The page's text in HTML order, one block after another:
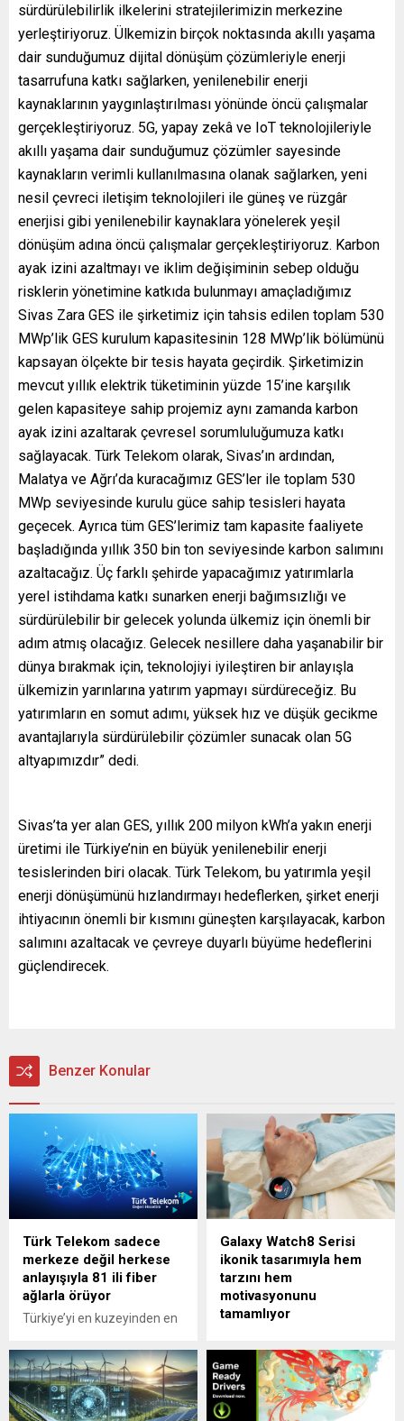
sürdürülebilirlik ilkelerini stratejilerimizin merkezine
yerleştiriyoruz. Ülkemizin birçok noktasında akıllı yaşama
dair sunduğumuz dijital dönüşüm çözümleriyle enerji
tasarrufuna katkı sağlarken, yenilenebilir enerji
kaynaklarının yaygınlaştırılması yönünde öncü çalışmalar
gerçekleştiriyoruz. 5G, yapay zekâ ve IoT teknolojileriyle
akıllı yaşama dair sunduğumuz çözümler sayesinde
kaynakların verimli kullanılmasına olanak sağlarken, yeni
nesil çevreci iletişim teknolojileri ile güneş ve rüzgâr
enerjisi gibi yenilenebilir kaynaklara yönelerek yeşil
dönüşüm adına öncü çalışmalar gerçekleştiriyoruz. Karbon
ayak izini azaltmayı ve iklim değişiminin sebep olduğu
risklerin yönetimine katkıda bulunmayı amaçladığımız
Sivas Zara GES ile şirketimiz için tahsis edilen toplam 530
MWp’lik GES kurulum kapasitesinin 128 MWp’lik bölümünü
kapsayan ölçekte bir tesis hayata geçirdik. Şirketimizin
mevcut yıllık elektrik tüketiminin yüzde 15’ine karşılık
gelen kapasiteye sahip projemiz aynı zamanda karbon
ayak izini azaltarak çevresel sorumluluğumuza katkı
sağlayacak. Türk Telekom olarak, Sivas’ın ardından,
Malatya ve Ağrı’da kuracağımız GES’ler ile toplam 530
MWp seviyesinde kurulu güce sahip tesisleri hayata
geçecek. Ayrıca tüm GES’lerimiz tam kapasite faaliyete
başladığında yıllık 350 bin ton seviyesinde karbon salımını
azaltacağız. Üç farklı şehirde yapacağımız yatırımlarla
yerel istihdama katkı sunarken enerji bağımsızlığı ve
sürdürülebilir bir gelecek yolunda ülkemiz için önemli bir
adım atmış olacağız. Gelecek nesillere daha yaşanabilir bir
dünya bırakmak için, teknolojiyi iyileştiren bir anlayışla
ülkemizin yarınlarına yatırım yapmayı sürdüreceğiz. Bu
yatırımların en somut adımı, yüksek hız ve düşük gecikme
avantajlarıyla sürdürülebilir çözümler sunacak olan 5G
altyapımızdır” dedi.
Sivas’ta yer alan GES, yıllık 200 milyon kWh’a yakın enerji
üretimi ile Türkiye’nin en büyük yenilenebilir enerji
tesislerinden biri olacak. Türk Telekom, bu yatırımla yeşil
enerji dönüşümünü hızlandırmayı hedeflerken, şirket enerji
ihtiyacının önemli bir kısmını güneşten karşılayacak, karbon
salımını azaltacak ve çevreye duyarlı büyüme hedeflerini
güçlendirecek.
Benzer Konular
Türk Telekom sadece
merkeze değil herkese
anlayışıyla 81 ili fiber
ağlarla örüyor
Türkiye’yi en kuzeyinden en
en batısına fiber ağlarla
örerek Türkiye’nin dijital
omurgasını oluşturan Türk
Telekom, 550 bin
Galaxy Watch8 Serisi
ikonik tasarımıyla hem
tarzını hem
motivasyonunu
tamamlıyor
dönemler epey geride kaldı.
Tasarımından sürekli
geliştirilen yenilikçi
özelliklerine, bir akıllı saatten